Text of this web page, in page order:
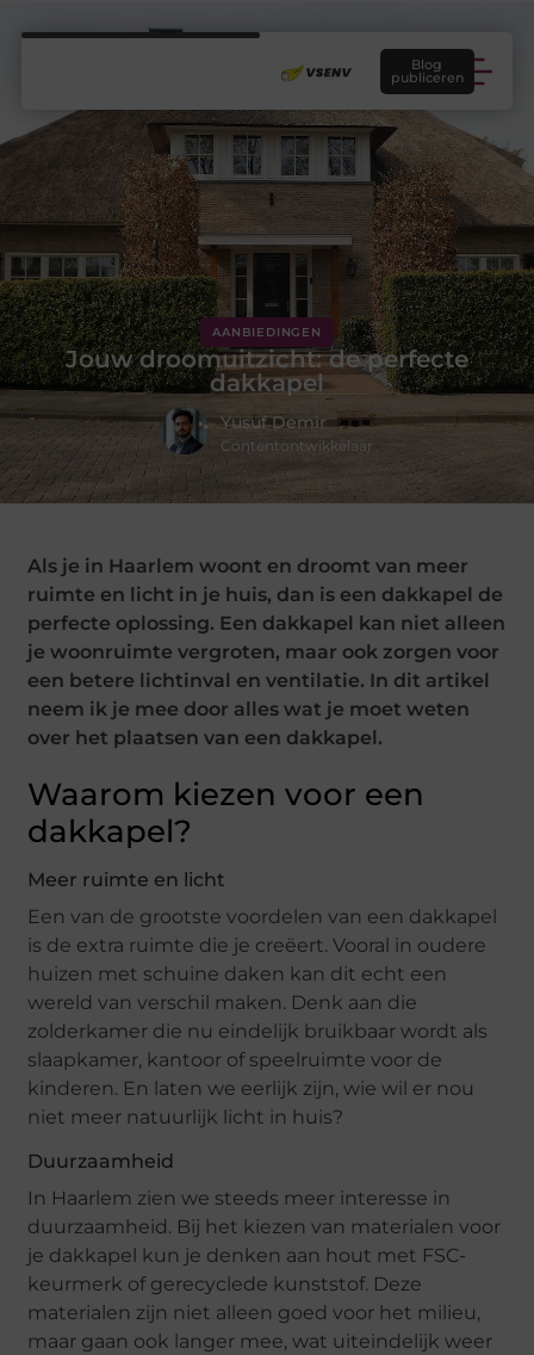
Blog
publiceren
AANBIEDINGEN
Jouw droomuitzicht: de perfecte
dakkapel
Yusuf Demir
Contentontwikkelaar
Als je in Haarlem woont en droomt van meer
ruimte en licht in je huis, dan is een dakkapel de
perfecte oplossing. Een dakkapel kan niet alleen
je woonruimte vergroten, maar ook zorgen voor
een betere lichtinval en ventilatie. In dit artikel
neem ik je mee door alles wat je moet weten
over het plaatsen van een dakkapel.
Waarom kiezen voor een
dakkapel?
Meer ruimte en licht
Een van de grootste voordelen van een dakkapel
is de extra ruimte die je creëert. Vooral in oudere
huizen met schuine daken kan dit echt een
wereld van verschil maken. Denk aan die
zolderkamer die nu eindelijk bruikbaar wordt als
slaapkamer, kantoor of speelruimte voor de
kinderen. En laten we eerlijk zijn, wie wil er nou
niet meer natuurlijk licht in huis?
Duurzaamheid
In Haarlem zien we steeds meer interesse in
duurzaamheid. Bij het kiezen van materialen voor
je dakkapel kun je denken aan hout met FSC-
keurmerk of gerecyclede kunststof. Deze
materialen zijn niet alleen goed voor het milieu,
maar gaan ook langer mee, wat uiteindelijk weer